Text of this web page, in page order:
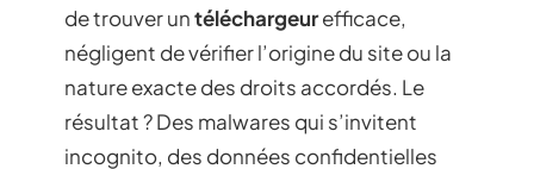
de trouver untéléchargeurefficace,
négligent de vérifier l’origine du site ou la
nature exacte des droits accordés. Le
résultat ? Des malwares qui s’invitent
incognito, des données confidentielles